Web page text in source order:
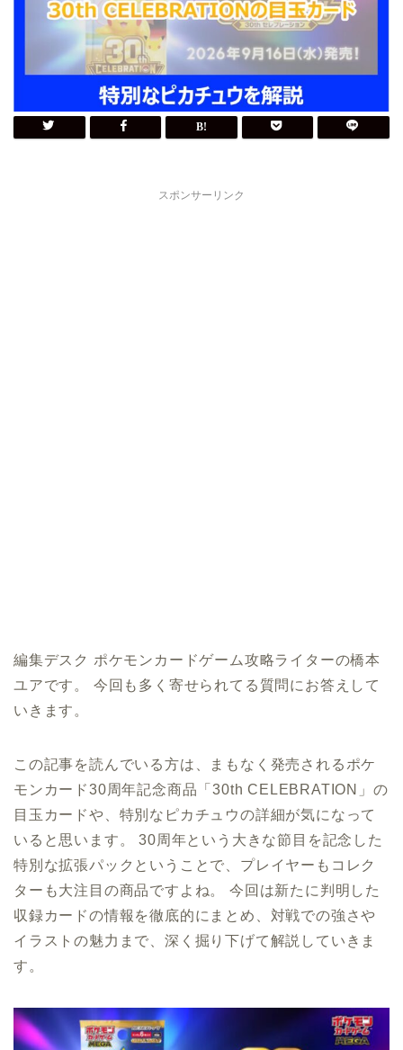
スポンサーリンク
編集デスク ポケモンカードゲーム攻略ライターの橋本
ユアです。 今回も多く寄せられてる質問にお答えして
いきます。
この記事を読んでいる方は、まもなく発売されるポケ
モンカード30周年記念商品「30th CELEBRATION」の
目玉カードや、特別なピカチュウの詳細が気になって
いると思います。 30周年という大きな節目を記念した
特別な拡張パックということで、プレイヤーもコレク
ターも大注目の商品ですよね。 今回は新たに判明した
収録カードの情報を徹底的にまとめ、対戦での強さや
イラストの魅力まで、深く掘り下げて解説していきま
す。